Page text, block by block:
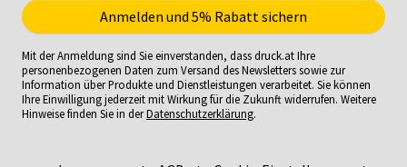
Mit der Anmeldung sind Sie einverstanden, dass druck.at Ihre
personenbezogenen Daten zum Versand des Newsletters sowie zur
Information über Produkte und Dienstleistungen verarbeitet. Sie können
Ihre Einwilligung jederzeit mit Wirkung für die Zukunft widerrufen. Weitere
Hinweise finden Sie in derDatenschutzerklärung.